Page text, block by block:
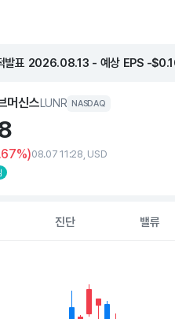
발표 2026.08.13 - 예상 EPS -
머신스LUNR NASDAQ
08.07 11:28, USD
진단 밸류
1 X axis displaying Time.
1 Y axis displaying values.